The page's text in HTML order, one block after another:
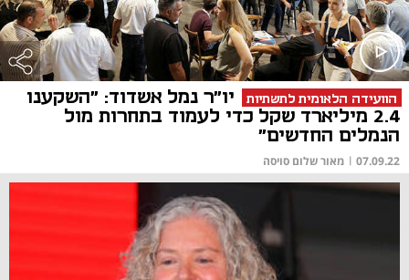
הוועידה הלאומית לתשתיות
יו"ר נמל אשדוד: "השקענו
2.4 מיליארד שקל כדי לעמוד בתחרות מול
הנמלים החדשים"
07.09.22
| מאור שלום סויסה